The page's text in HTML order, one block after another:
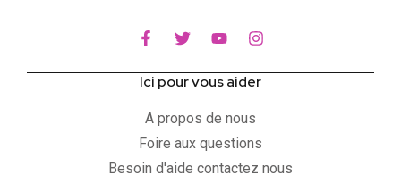
Ici pour vous aider
A propos de nous
Foire aux questions
Besoin d'aide contactez nous